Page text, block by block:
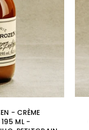
- CRÈME
195 ML -